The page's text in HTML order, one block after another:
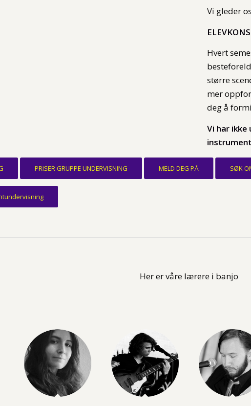
Vi gleder
Hvert
større
mer
deg å
Vi har
PRISER GRUPPE UNDERVISNING MELD DEG PÅ SØK
Her er våre lærere i banjo